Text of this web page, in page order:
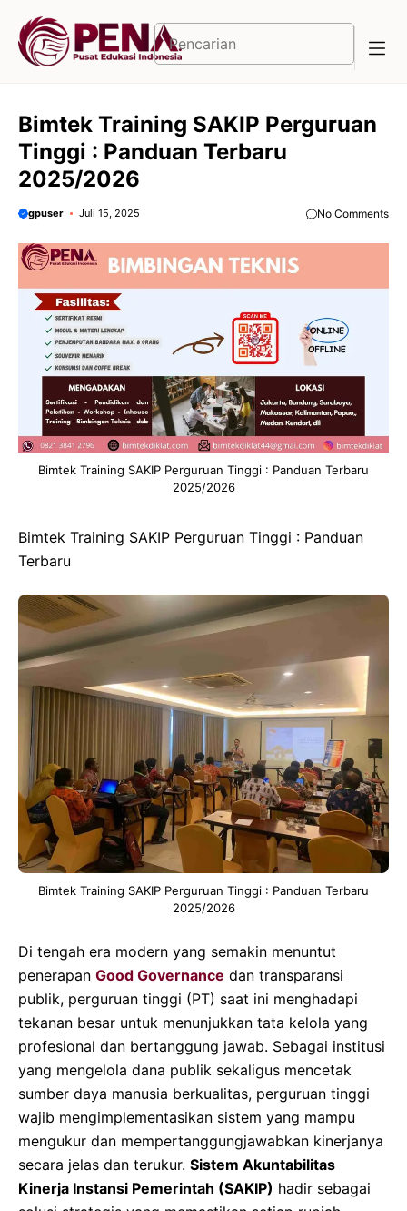
Cari
Bimtek Training SAKIP Perguruan
Tinggi : Panduan Terbaru
2025/2026
gpuser Juli 15, 2025 No Comments
Bimtek Training SAKIP Perguruan Tinggi : Panduan Terbaru
2025/2026
Bimtek Training SAKIP Perguruan Tinggi : Panduan
Terbaru
Bimtek Training SAKIP Perguruan Tinggi : Panduan Terbaru
2025/2026
Di tengah era modern yang semakin menuntut
penerapan Good Governance dan transparansi
publik, perguruan tinggi (PT) saat ini menghadapi
tekanan besar untuk menunjukkan tata kelola yang
profesional dan bertanggung jawab. Sebagai institusi
yang mengelola dana publik sekaligus mencetak
sumber daya manusia berkualitas, perguruan tinggi
wajib mengimplementasikan sistem yang mampu
mengukur dan mempertanggungjawabkan kinerjanya
secara jelas dan terukur. Sistem Akuntabilitas
Kinerja Instansi Pemerintah (SAKIP) hadir sebagai